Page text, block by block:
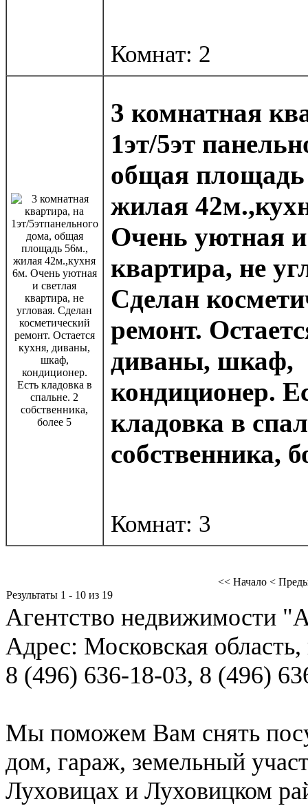
Комнат: 2
3 комнатная
1эт/5эт
общая
жилая
Очень уютная и
квартира, не
Сделан
ремонт.
диваны, шкаф,
кондиционер.
кладовка в
собственника,
Комнат: 3
<< Начало <
Результаты 1 - 10 из 19
Агентство недвижимости
Адрес: Московская
8 (496) 636-18-03, 8 (496)
Мы поможем Вам снять
дом, гараж, земельный
Луховицах и Луховицком